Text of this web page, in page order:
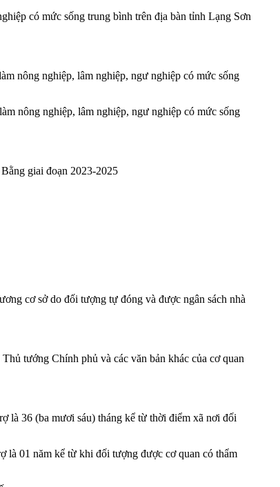
có mức sống trung bình trên địa bàn tỉnh Lạng Sơn
nông nghiệp, lâm nghiệp, ngư nghiệp có mức sống
nông nghiệp, lâm nghiệp, ngư nghiệp có mức sống
giai đoạn 2023-2025
cơ sở do đối tượng tự đóng và được ngân sách nhà
tướng Chính phủ và các văn bản khác của cơ quan
là 36 (ba mươi sáu) tháng kể từ thời điểm xã nơi đối
01 năm kể từ khi đối tượng được cơ quan có thẩm